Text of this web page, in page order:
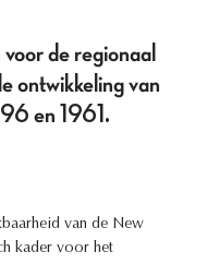
de regionaal
ontwikkeling van
en 1961.
van de New
kader voor het